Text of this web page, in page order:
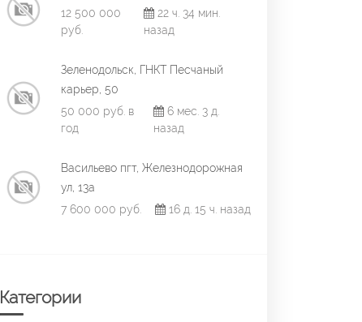
12 500 000
руб.
22 ч. 34 мин.
назад
Зеленодольск, ГНКТ Песчаный
карьер, 50
50 000 руб. в
год
6 мес. 3 д.
назад
Васильево пгт, Железнодорожная
ул, 13а
7 600 000 руб.
16 д. 15 ч. назад
Категории